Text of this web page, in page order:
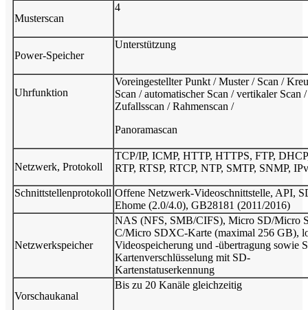
Musterscan
4
Power-Speicher
Unterstützung
Uhrfunktion
Voreingestellter Punkt / Muster / Scan /
Scan / automatischer Scan / vertikaler Scan /
Zufallsscan / Rahmenscan /
Panoramascan
Netzwerk, Protokoll
TCP/IP, ICMP, HTTP, HTTPS, FTP,
RTP, RTSP, RTCP, NTP, SMTP, SNMP,
Schnittstellenprotokoll Offene Netzwerk-Videoschnittstelle, API,
Ehome (2.0/4.0), GB28181 (2011/2016)
Netzwerkspeicher
NAS (NFS, SMB/CIFS), Micro SD/Micro
C/Micro SDXC-Karte (maximal 256 GB),
Videospeicherung und -übertragung sowie
Kartenverschlüsselung mit SD-
Kartenstatuserkennung
Vorschaukanal
Bis zu 20 Kanäle gleichzeitig